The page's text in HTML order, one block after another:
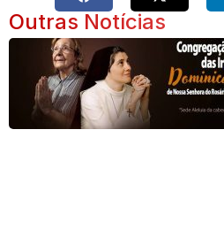
Outras Notícias